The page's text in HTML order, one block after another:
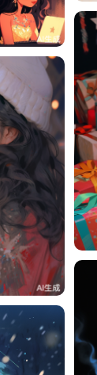
1